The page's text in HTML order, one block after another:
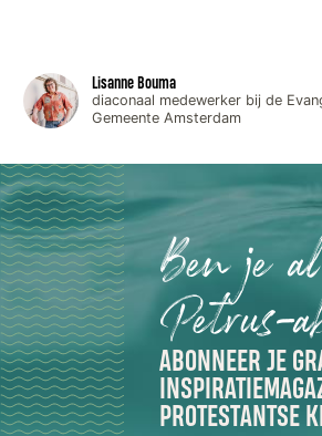
Lisanne Bouma
diaconaal medewerker bij de
Gemeente Amsterdam
Ben je
Petrus-
ABONNEER JE
PROTESTANTSE